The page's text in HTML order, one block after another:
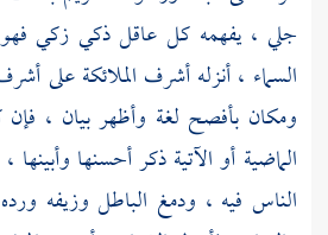
جلي ، يفهمه كل عاقل ذكي زكي
السماء ، أنزله أشرف الملائكة على
ومكان بأفصح لغة وأظهر بيان ، فإن
الماضية أو الآتية ذكر أحسنها
الناس فيه ، ودمغ الباطل وزيفه